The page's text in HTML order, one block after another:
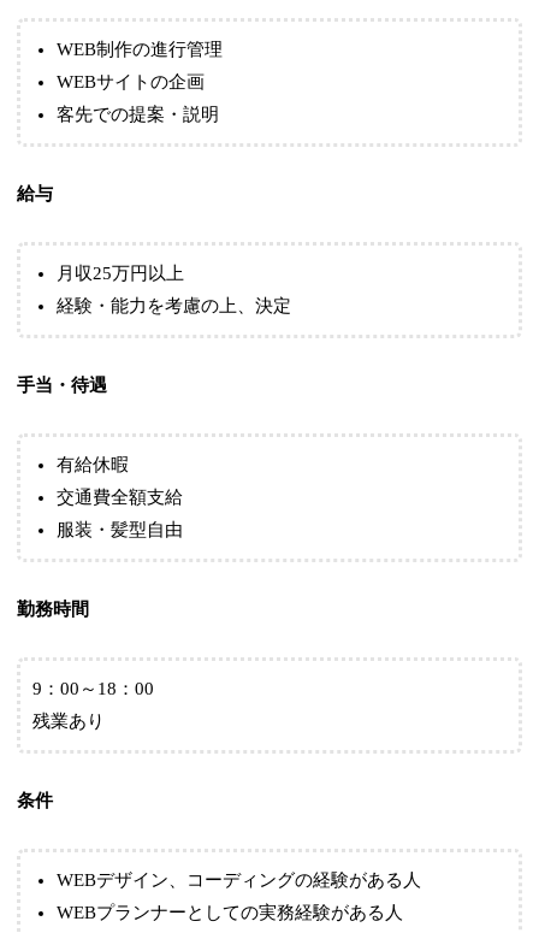
WEB制作の進行管理
WEBサイトの企画
客先での提案・説明
給与
月収25万円以上
経験・能力を考慮の上、決定
手当・待遇
有給休暇
交通費全額支給
服装・髪型自由
勤務時間
9：00～18：00
残業あり
条件
WEBデザイン、コーディングの経験がある人
WEBプランナーとしての実務経験がある人